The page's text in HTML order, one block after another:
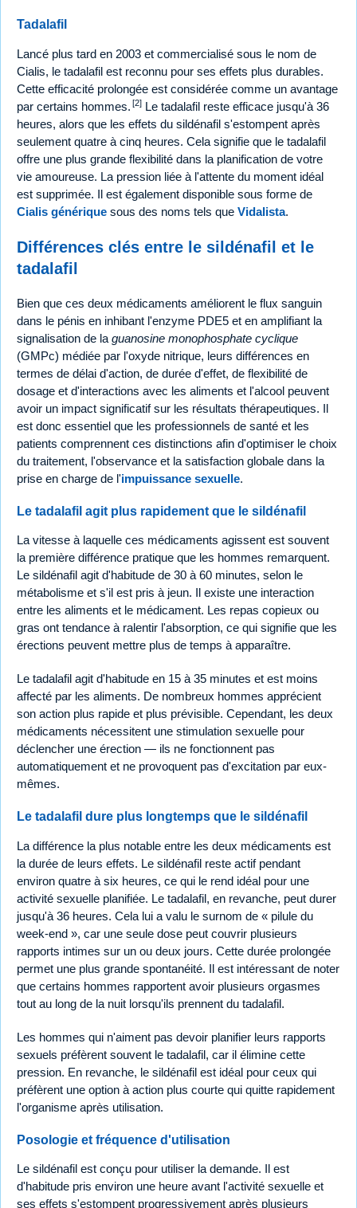
Tadalafil
Lancé plus tard en 2003 et commercialisé sous le nom de
Cialis, le tadalafil est reconnu pour ses effets plus durables.
Cette efficacité prolongée est considérée comme un avantage
par certains hommes. [2] Le tadalafil reste efficace jusqu'à 36
heures, alors que les effets du sildénafil s'estompent après
seulement quatre à cinq heures. Cela signifie que le tadalafil
offre une plus grande flexibilité dans la planification de votre
vie amoureuse. La pression liée à l'attente du moment idéal
est supprimée. Il est également disponible sous forme de
Cialis générique sous des noms tels que Vidalista.
Différences clés entre le sildénafil et le
tadalafil
Bien que ces deux médicaments améliorent le flux sanguin
dans le pénis en inhibant l'enzyme PDE5 et en amplifiant la
signalisation de la guanosine monophosphate cyclique
(GMPc) médiée par l'oxyde nitrique, leurs différences en
termes de délai d'action, de durée d'effet, de flexibilité de
dosage et d'interactions avec les aliments et l'alcool peuvent
avoir un impact significatif sur les résultats thérapeutiques. Il
est donc essentiel que les professionnels de santé et les
patients comprennent ces distinctions afin d'optimiser le choix
du traitement, l'observance et la satisfaction globale dans la
prise en charge de l'impuissance sexuelle.
Le tadalafil agit plus rapidement que le sildénafil
La vitesse à laquelle ces médicaments agissent est souvent
la première différence pratique que les hommes remarquent.
Le sildénafil agit d'habitude de 30 à 60 minutes, selon le
métabolisme et s'il est pris à jeun. Il existe une interaction
entre les aliments et le médicament. Les repas copieux ou
gras ont tendance à ralentir l'absorption, ce qui signifie que les
érections peuvent mettre plus de temps à apparaître.
Le tadalafil agit d'habitude en 15 à 35 minutes et est moins
affecté par les aliments. De nombreux hommes apprécient
son action plus rapide et plus prévisible. Cependant, les deux
médicaments nécessitent une stimulation sexuelle pour
déclencher une érection — ils ne fonctionnent pas
automatiquement et ne provoquent pas d'excitation par eux-
mêmes.
Le tadalafil dure plus longtemps que le sildénafil
La différence la plus notable entre les deux médicaments est
la durée de leurs effets. Le sildénafil reste actif pendant
environ quatre à six heures, ce qui le rend idéal pour une
activité sexuelle planifiée. Le tadalafil, en revanche, peut durer
jusqu'à 36 heures. Cela lui a valu le surnom de « pilule du
week-end », car une seule dose peut couvrir plusieurs
rapports intimes sur un ou deux jours. Cette durée prolongée
permet une plus grande spontanéité. Il est intéressant de noter
que certains hommes rapportent avoir plusieurs orgasmes
tout au long de la nuit lorsqu'ils prennent du tadalafil.
Les hommes qui n'aiment pas devoir planifier leurs rapports
sexuels préfèrent souvent le tadalafil, car il élimine cette
pression. En revanche, le sildénafil est idéal pour ceux qui
préfèrent une option à action plus courte qui quitte rapidement
l'organisme après utilisation.
Posologie et fréquence d'utilisation
Le sildénafil est conçu pour utiliser la demande. Il est
d'habitude pris environ une heure avant l'activité sexuelle et
ses effets s'estompent progressivement après plusieurs